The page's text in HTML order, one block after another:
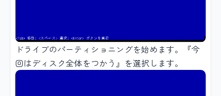
ドライブのパーティショニングを始めます。『今
回はディスク全体をつかう』を選択します。